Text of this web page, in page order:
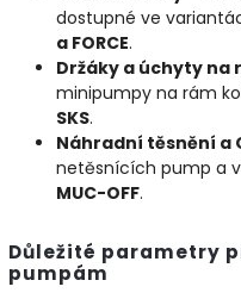
dostupné ve
a FORCE.
Držáky a úchyty na
minipumpy na rám
SKS.
Náhradní těsnění a
netěsnících pump a
MUC-OFF.
Důležité parametry
pumpám